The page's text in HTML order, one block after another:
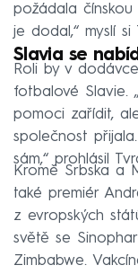
požádala
je dodal,“ myslí si
Slavia se
Roli by v
fotbalové Slavie.
pomoci zařídit,
společnost
sám,“ prohlásil
Kromě Srbska a
také premiér
z evropských
světě se
Zimbabwe.